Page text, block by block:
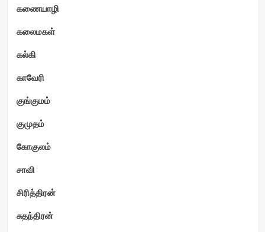
கணையாழி
கலைமகள்
கல்கி
காவேரி
குங்குமம்
குமுதம்
கோகுலம்
சாவி
சிரித்திரன்
சுதந்திரன்